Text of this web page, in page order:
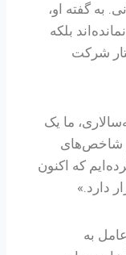
به گفته او،
بلکه
شرکت
ما یک
شاخص‌های
که اکنون
دارد.»
به